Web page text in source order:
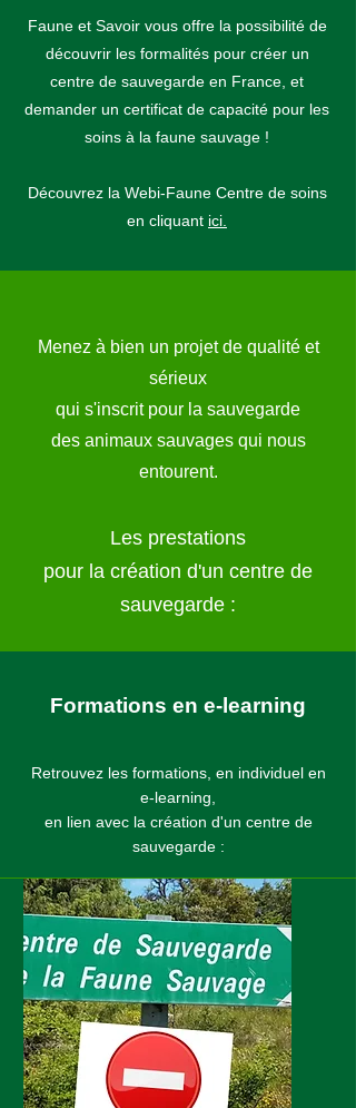
Faune et Savoir vous offre la possibilité de
découvrir les formalités pour créer un
centre de sauvegarde en France, et
demander un certificat de capacité pour les
soins à la faune sauvage !
Découvrez la Webi-Faune Centre de soins
en cliquant ici.
Menez à bien un projet de qualité et
sérieux
qui s'inscrit pour la sauvegarde
des animaux sauvages qui nous
entourent.
Les prestations
pour la création d'un centre de
sauvegarde :
Formations en e-learning
Retrouvez les formations, en individuel en
e-learning,
en lien avec la création d'un centre de
sauvegarde :